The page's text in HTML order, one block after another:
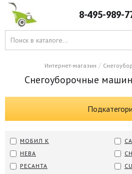
8-495-989-
Интернет-магазин /
Снегоуборочные
МОБИЛ К
НЕВА
РЕСАНТА